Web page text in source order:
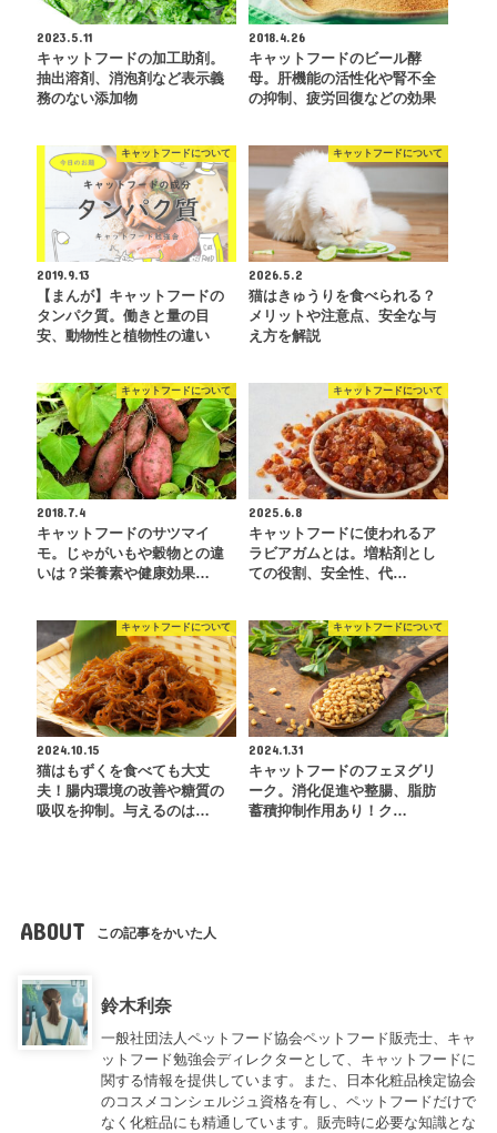
2023.5.11
キャットフードの加工助剤。
抽出溶剤、消泡剤など表示義
務のない添加物
2018.4.26
キャットフードのビール酵
母。肝機能の活性化や腎不全
の抑制、疲労回復などの効果
キャットフードについて
2019.9.13
【まんが】キャットフードの
タンパク質。働きと量の目
安、動物性と植物性の違い
キャットフードについて
2026.5.2
猫はきゅうりを食べられる？
メリットや注意点、安全な与
え方を解説
キャットフードについて
2018.7.4
キャットフードのサツマイ
モ。じゃがいもや穀物との違
いは？栄養素や健康効果…
キャットフードについて
2025.6.8
キャットフードに使われるア
ラビアガムとは。増粘剤とし
ての役割、安全性、代…
キャットフードについて
2024.10.15
猫はもずくを食べても大丈
夫！腸内環境の改善や糖質の
吸収を抑制。与えるのは…
キャットフードについて
2024.1.31
キャットフードのフェヌグリ
ーク。消化促進や整腸、脂肪
蓄積抑制作用あり！ク…
ABOUT この記事をかいた人
鈴木利奈
一般社団法人ペットフード協会ペットフード販売士、キャ
ットフード勉強会ディレクターとして、キャットフードに
関する情報を提供しています。また、日本化粧品検定協会
のコスメコンシェルジュ資格を有し、ペットフードだけで
なく化粧品にも精通しています。販売時に必要な知識とな